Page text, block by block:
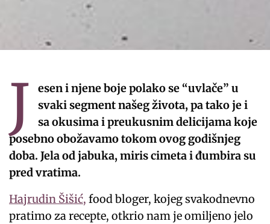
J
esen i njene boje polako se “uvlače” u
svaki segment našeg života, pa tako je i
sa okusima i preukusnim delicijama koje
posebno obožavamo tokom ovog godišnjeg
doba. Jela od jabuka, miris cimeta i đumbira su
pred vratima.
Hajrudin Šišić, food bloger, kojeg svakodnevno
pratimo za recepte, otkrio nam je omiljeno jelo